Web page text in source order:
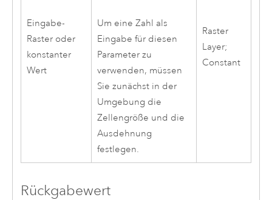
Eingabe-
Raster oder
konstanter
Wert
Um eine Zahl als
Eingabe für diesen
Parameter zu
verwenden, müssen
Sie zunächst in der
Umgebung die
Zellengröße und die
Ausdehnung
festlegen.
Raster
Layer;
Constant
Rückgabewert